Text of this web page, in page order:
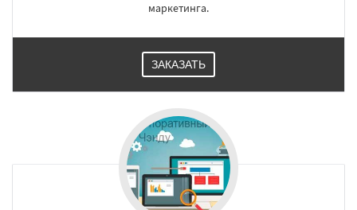
маркетинга.
ЗАКАЗАТЬ